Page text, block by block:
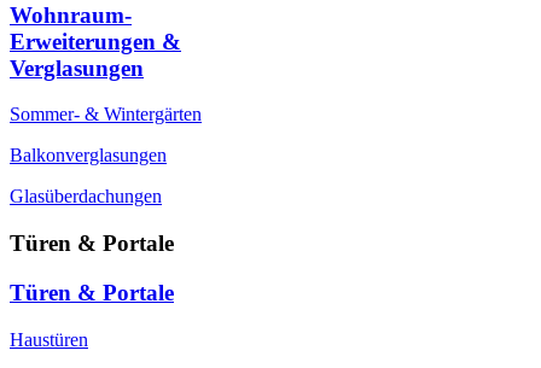
Wohnraum-
Erweiterungen &
Verglasungen
Sommer- & Wintergärten
Balkonverglasungen
Glasüberdachungen
Türen & Portale
Türen & Portale
Haustüren